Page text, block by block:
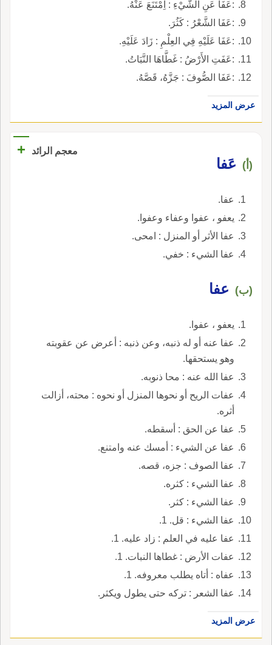
:عَفَا عَنِ الشَّيْءِ : اِمْتَنَعَ عَنْهُ.
:عَفَا الشَّعْرُ : كَثُرَ.
:عَفَا عَلَيْهِ فِي العِلْمِ : زَادَ عَلَيْهِ.
:عَفَتِ الأَرْضُ : غَطَّاهَا النَّبَاتُ.
:عَفَا الصُّوفَ : جَزَّهُ، قَصَّهُ.
عرض المزيد
معجم الرائد +
(أ) عَفا
عفا.
يعفو ، عفوا وعفاء وعفوا.
عفا الأثر أو المنزل : امحى.
عفا الشيء : خفي.
(ب) عفا
يعفو ، عفوا.
عفا عنه أو له ذنبه، وعن ذنبه : أعرض عن عقوبته
وهو يستحقها.
عفا الله عنه : محا ذنوبه.
عفات الريح أو نحوها المنزل أو نحوه : محته، أزالت
أثره.
عفا عن الحق : أسقطه.
عفا عن الشيء : أمسك عنه وامتنع.
عفا الصوف : جزه، قصه.
عفا الشيء : كثره.
عفا الشيء : كثر.
عفا الشيء : قل. 1.
عفا عليه في العلم : زاد عليه. 1.
عفات الأرض : غطاها النبات. 1.
عفاه : أتاه يطلب معروفه. 1.
عفا الشعر : تركه حتى يطول ويكثر.
عرض المزيد